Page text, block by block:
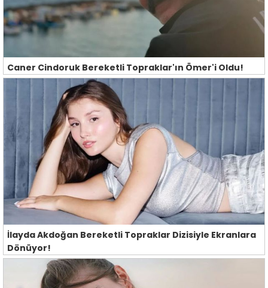
Caner Cindoruk Bereketli Topraklar'ın Ömer'i Oldu!
İlayda Akdoğan Bereketli Topraklar Dizisiyle Ekranlara
Dönüyor!